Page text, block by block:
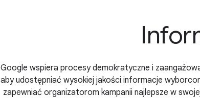
Google wspiera procesy demokratyczne i
aby udostępniać wysokiej jakości informacje
zapewniać organizatorom kampanii najlepsze w